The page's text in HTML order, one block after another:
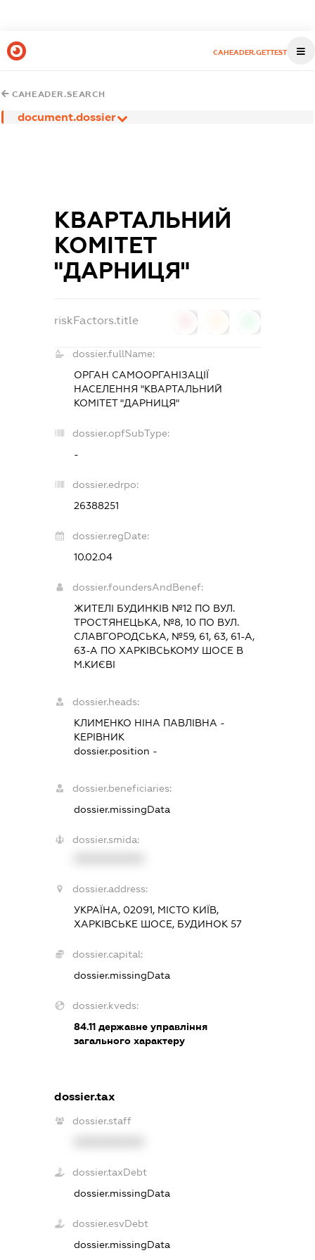
CAHEADER.GETTEST
CAHEADER.SEARCH
document.dossier
КВАРТАЛЬНИЙ
КОМІТЕТ
"ДАРНИЦЯ"
riskFactors.title
dossier.fullName:
ОРГАН САМООРГАНІЗАЦІЇ
НАСЕЛЕННЯ "КВАРТАЛЬНИЙ
КОМІТЕТ "ДАРНИЦЯ"
dossier.opfSubType:
-
dossier.edrpo:
26388251
dossier.regDate:
10.02.04
dossier.foundersAndBenef:
ЖИТЕЛІ БУДИНКІВ №12 ПО ВУЛ.
ТРОСТЯНЕЦЬКА, №8, 10 ПО ВУЛ.
СЛАВГОРОДСЬКА, №59, 61, 63, 61-А,
63-А ПО ХАРКІВСЬКОМУ ШОСЕ В
М.КИЄВІ
dossier.heads:
КЛИМЕНКО НІНА ПАВЛІВНА -
КЕРІВНИК
dossier.position -
dossier.beneficiaries:
dossier.missingData
dossier.smida:
dossier.address:
УКРАЇНА, 02091, МІСТО КИЇВ,
ХАРКІВСЬКЕ ШОСЕ, БУДИНОК 57
dossier.capital:
dossier.missingData
dossier.kveds:
84.11 державне управління
загального характеру
dossier.tax
dossier.staff
dossier.taxDebt
dossier.missingData
dossier.esvDebt
dossier.missingData